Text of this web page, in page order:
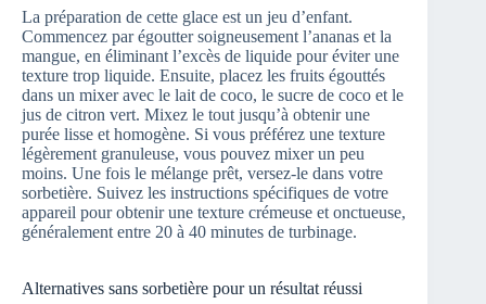
La préparation de cette glace est un jeu d’enfant.
Commencez par égoutter soigneusement l’ananas et la
mangue, en éliminant l’excès de liquide pour éviter une
texture trop liquide. Ensuite, placez les fruits égouttés
dans un mixer avec le lait de coco, le sucre de coco et le
jus de citron vert. Mixez le tout jusqu’à obtenir une
purée lisse et homogène. Si vous préférez une texture
légèrement granuleuse, vous pouvez mixer un peu
moins. Une fois le mélange prêt, versez-le dans votre
sorbetière. Suivez les instructions spécifiques de votre
appareil pour obtenir une texture crémeuse et onctueuse,
généralement entre 20 à 40 minutes de turbinage.
Alternatives sans sorbetière pour un résultat réussi